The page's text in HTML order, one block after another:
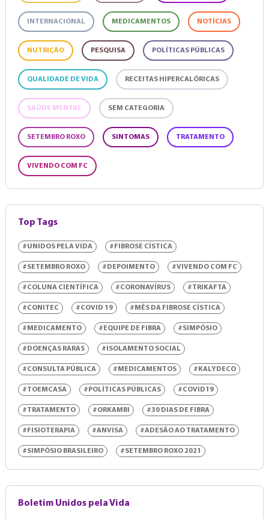
INTERNACIONAL MEDICAMENTOS NOTÍCIAS
NUTRIÇÃO PESQUISA POLÍTICAS PÚBLICAS
QUALIDADE DE VIDA RECEITAS HIPERCALÓRICAS
SAÚDE MENTAL SEM CATEGORIA
SETEMBRO ROXO SINTOMAS TRATAMENTO
VIVENDO COM FC
Top Tags
#UNIDOS PELA VIDA #FIBROSE CÍSTICA
#SETEMBRO ROXO #DEPOIMENTO #VIVENDO COM FC
#COLUNA CIENTÍFICA #CORONAVÍRUS #TRIKAFTA
#CONITEC #COVID 19 #MÊS DA FIBROSE CÍSTICA
#MEDICAMENTO #EQUIPE DE FIBRA #SIMPÓSIO
#DOENÇAS RARAS #ISOLAMENTO SOCIAL
#CONSULTA PÚBLICA #MEDICAMENTOS #KALYDECO
#TOEMCASA #POLÍTICAS PÚBLICAS #COVID19
#TRATAMENTO #ORKAMBI #30 DIAS DE FIBRA
#FISIOTERAPIA #ANVISA #ADESÃO AO TRATAMENTO
#SIMPÓSIO BRASILEIRO #SETEMBRO ROXO 2021
Boletim Unidos pela Vida